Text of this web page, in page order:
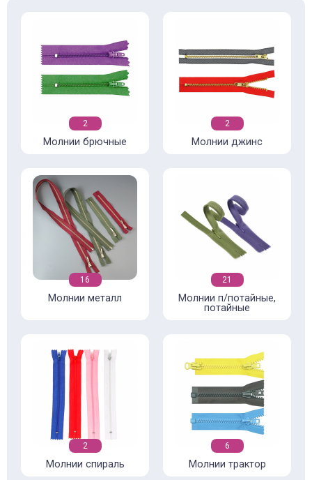
2
Молнии брючные
2
Молнии джинс
16
Молнии металл
21
Молнии п/потайные,
потайные
2
Молнии спираль
6
Молнии трактор